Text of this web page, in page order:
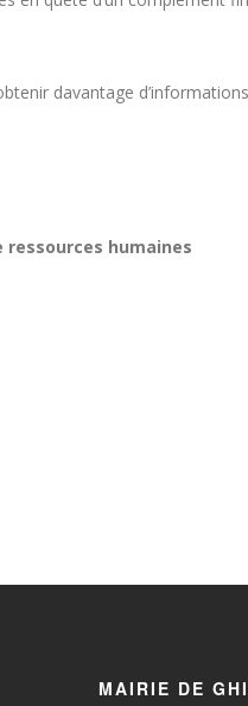
davantage
ressources humaines
MAIRIE DE